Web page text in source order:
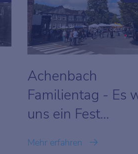
Achenbach
Familientag - Es
uns ein Fest...
Mehr erfahren